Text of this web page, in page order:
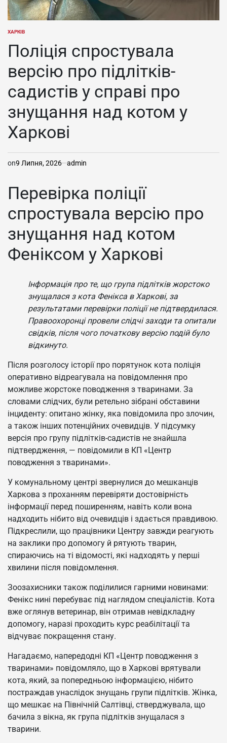
ОПУБЛІКУВАТИ
ХАРКІВ
Поліція спростувала
версію про підлітків-
садистів у справі про
знущання над котом у
Харкові
on9 Липня, 2026 admin
Перевірка поліції
спростувала версію про
знущання над котом
Феніксом у Харкові
Інформація про те, що група підлітків жорстоко
знущалася з кота Фенікса в Харкові, за
результатами перевірки поліції не підтвердилася.
Правоохоронці провели слідчі заходи та опитали
свідків, після чого початкову версію подій було
відкинуто.
Після розголосу історії про порятунок кота поліція
оперативно відреагувала на повідомлення про
можливе жорстоке поводження з тваринами. За
словами слідчих, були ретельно зібрані обставини
інциденту: опитано жінку, яка повідомила про злочин,
а також інших потенційних очевидців. У підсумку
версія про групу підлітків-садистів не знайшла
підтвердження, — повідомили в КП «Центр
поводження з тваринами».
У комунальному центрі звернулися до мешканців
Харкова з проханням перевіряти достовірність
інформації перед поширенням, навіть коли вона
надходить нібито від очевидців і здається правдивою.
Підкреслили, що працівники Центру завжди реагують
на заклики про допомогу й рятують тварин,
спираючись на ті відомості, які надходять у перші
хвилини після повідомлення.
Зоозахисники також поділилися гарними новинами:
Фенікс нині перебуває під наглядом спеціалістів. Кота
вже оглянув ветеринар, він отримав невідкладну
допомогу, наразі проходить курс реабілітації та
відчуває покращення стану.
Нагадаємо, напередодні КП «Центр поводження з
тваринами» повідомляло, що в Харкові врятували
кота, який, за попередньою інформацією, нібито
постраждав унаслідок знущань групи підлітків. Жінка,
що мешкає на Північній Салтівці, стверджувала, що
бачила з вікна, як група підлітків знущалася з
тварини.